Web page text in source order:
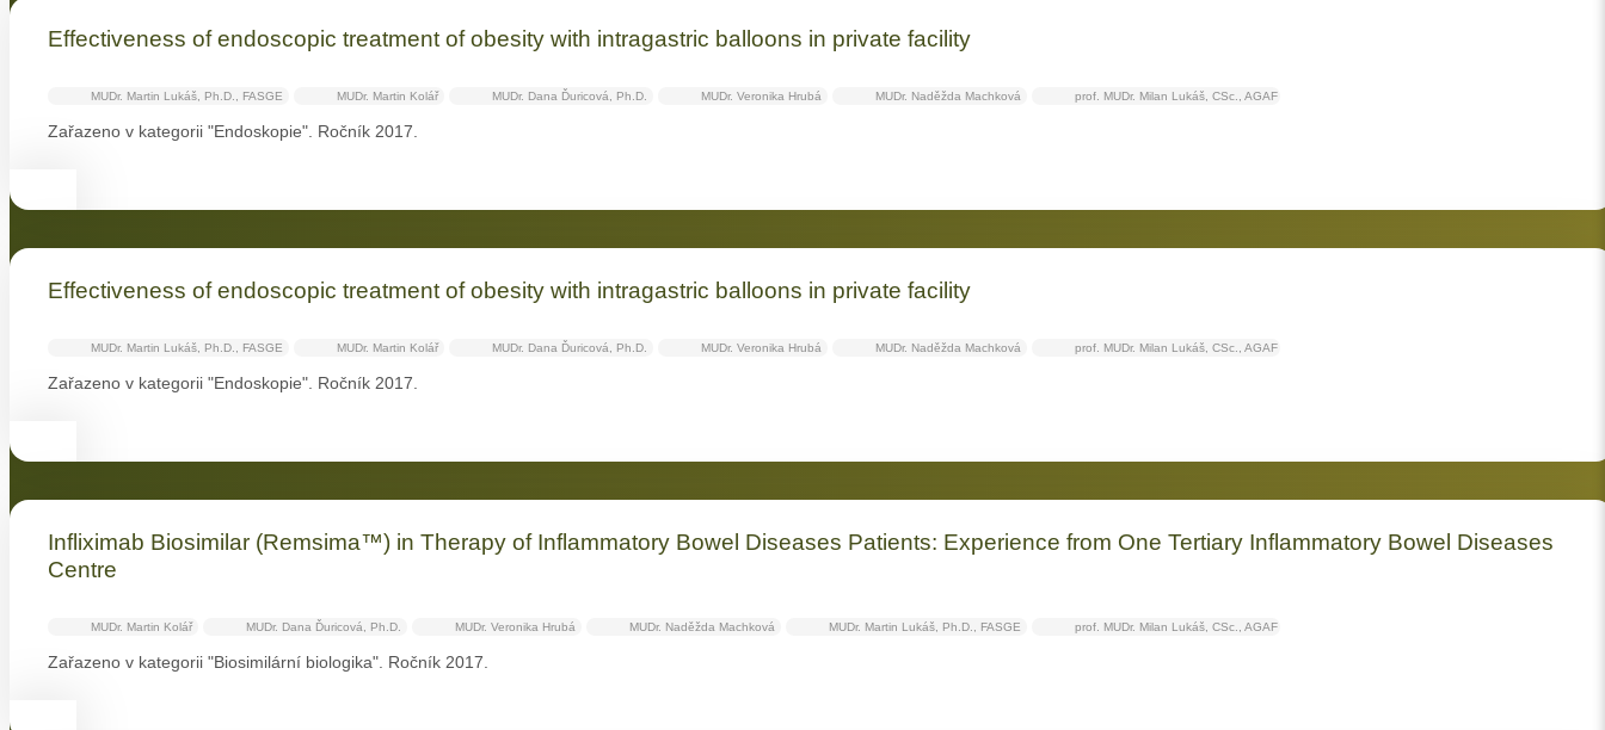
Effectiveness of endoscopic treatment of obesity with intragastric balloons in private facility
MUDr. Martin Lukáš, Ph.D., FASGE MUDr. Martin Kolář MUDr. Dana Ďuricová, Ph.D. MUDr. Veronika Hrubá MUDr. Naděžda Machková prof. MUDr. Milan Lukáš, CSc., AGAF
Zařazeno v kategorii "Endoskopie". Ročník 2017.
Effectiveness of endoscopic treatment of obesity with intragastric balloons in private facility
MUDr. Martin Lukáš, Ph.D., FASGE MUDr. Martin Kolář MUDr. Dana Ďuricová, Ph.D. MUDr. Veronika Hrubá MUDr. Naděžda Machková prof. MUDr. Milan Lukáš, CSc., AGAF
Zařazeno v kategorii "Endoskopie". Ročník 2017.
Infliximab Biosimilar (Remsima™) in Therapy of Inflammatory Bowel Diseases Patients: Experience from One Tertiary Inflammatory Bowel Diseases
Centre
MUDr. Martin Kolář MUDr. Dana Ďuricová, Ph.D. MUDr. Veronika Hrubá MUDr. Naděžda Machková MUDr. Martin Lukáš, Ph.D., FASGE prof. MUDr. Milan Lukáš, CSc., AGAF
Zařazeno v kategorii "Biosimilární biologika". Ročník 2017.